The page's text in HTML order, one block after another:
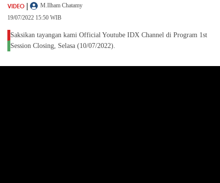
VIDEO |
M.Ilham Chatamy
19/07/2022 15:50 WIB
Saksikan tayangan kami Official Youtube IDX Channel di Program 1st
Session Closing, Selasa (10/07/2022).